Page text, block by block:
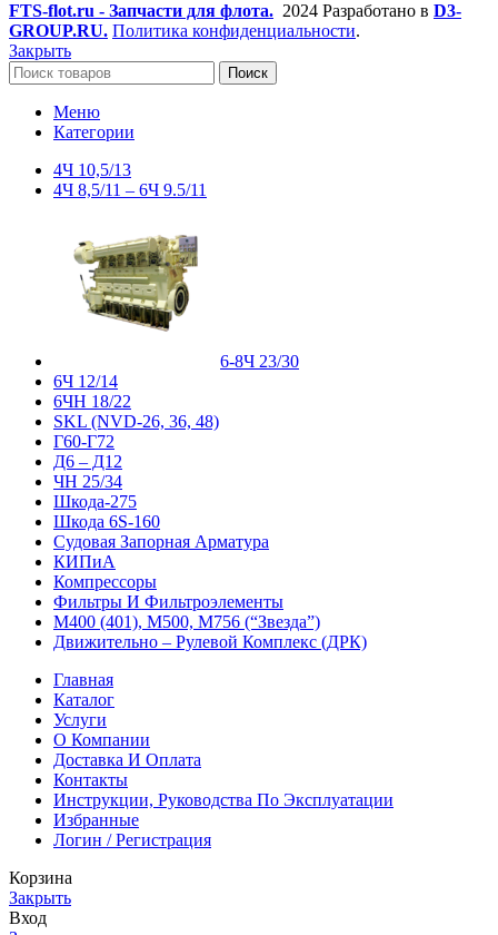
FTS-flot.ru - Запчасти для флота. 2024 Разработано в D3-
GROUP.RU. Политика конфиденциальности.
Закрыть
Поиск
Меню
Категории
4Ч 10,5/13
4Ч 8,5/11 – 6Ч 9.5/11
6-8Ч 23/30
6Ч 12/14
6ЧН 18/22
SKL (NVD-26, 36, 48)
Г60-Г72
Д6 – Д12
ЧН 25/34
Шкода-275
Шкода 6S-160
Судовая Запорная Арматура
КИПиА
Компрессоры
Фильтры И Фильтроэлементы
М400 (401), М500, М756 (“Звезда”)
Движительно – Рулевой Комплекс (ДРК)
Главная
Каталог
Услуги
О Компании
Доставка И Оплата
Контакты
Инструкции, Руководства По Эксплуатации
Избранные
Логин / Регистрация
Корзина
Закрыть
Вход